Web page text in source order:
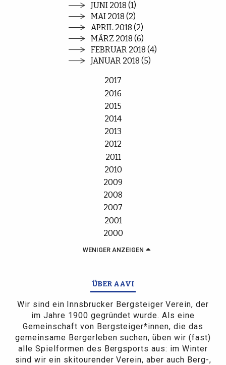
JUNI 2018 (1)
MAI 2018 (2)
APRIL 2018 (2)
MÄRZ 2018 (6)
FEBRUAR 2018 (4)
JANUAR 2018 (5)
2017
2016
2015
2014
2013
2012
2011
2010
2009
2008
2007
2001
2000
WENIGER ANZEIGEN
ÜBER AAVI
Wir sind ein Innsbrucker Bergsteiger Verein, der
im Jahre 1900 gegründet wurde. Als eine
Gemeinschaft von Bergsteiger*innen, die das
gemeinsame Bergerleben suchen, üben wir (fast)
alle Spielformen des Bergsports aus: im Winter
sind wir ein skitourender Verein, aber auch Berg-,